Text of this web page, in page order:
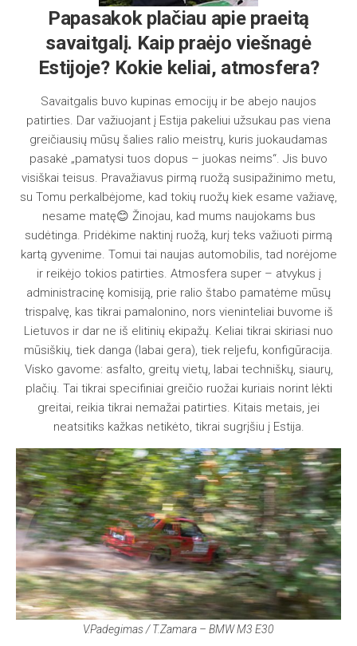
Papasakok plačiau apie praeitą
savaitgalį. Kaip praėjo viešnagė
Estijoje? Kokie keliai, atmosfera?
Savaitgalis buvo kupinas emocijų ir be abejo naujos
patirties. Dar važiuojant į Estija pakeliui užsukau pas viena
greičiausių mūsų šalies ralio meistrų, kuris juokaudamas
pasakė „pamatysi tuos dopus – juokas neims“. Jis buvo
visiškai teisus. Pravažiavus pirmą ruožą susipažinimo metu,
su Tomu perkalbėjome, kad tokių ruožų kiek esame važiavę,
nesame matę😊 Žinojau, kad mums naujokams bus
sudėtinga. Pridėkime naktinį ruožą, kurį teks važiuoti pirmą
kartą gyvenime. Tomui tai naujas automobilis, tad norėjome
ir reikėjo tokios patirties. Atmosfera super – atvykus į
administracinę komisiją, prie ralio štabo pamatėme mūsų
trispalvę, kas tikrai pamalonino, nors vieninteliai buvome iš
Lietuvos ir dar ne iš elitinių ekipažų. Keliai tikrai skiriasi nuo
mūsiškių, tiek danga (labai gera), tiek reljefu, konfigūracija.
Visko gavome: asfalto, greitų vietų, labai techniškų, siaurų,
plačių. Tai tikrai specifiniai greičio ruožai kuriais norint lėkti
greitai, reikia tikrai nemažai patirties. Kitais metais, jei
neatsitiks kažkas netikėto, tikrai sugrįšiu į Estija.
V.Padegimas / T.Zamara – BMW M3 E30